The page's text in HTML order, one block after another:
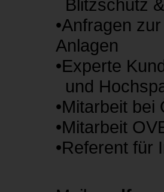
Blitzschutz
•Anfragen
Anlagen
•Experte
und
•Mitarbeit
•Mitarbeit
•Referent für